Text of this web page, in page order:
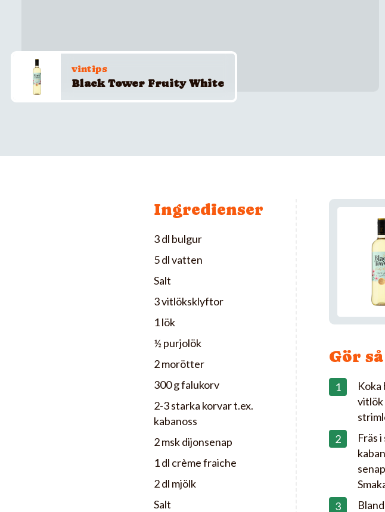
vintips
Black Tower Fruity White
Ingredienser
3 dl bulgur
5 dl vatten
Salt
3 vitlöksklyftor
1 lök
½ purjolök
2 morötter
300 g falukorv
2-3 starka korvar t.ex.
kabanoss
2 msk dijonsenap
1 dl crème fraiche
2 dl mjölk
Salt
Gör
Koka
vitlök
Fräs